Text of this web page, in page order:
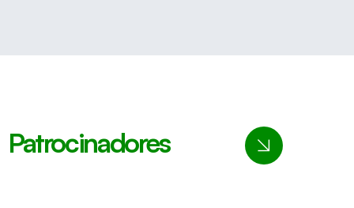
Patrocinadores